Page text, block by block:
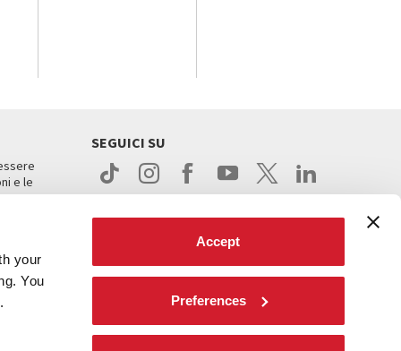
your
You
Accept
Preferences
e le
SEGUICI SU